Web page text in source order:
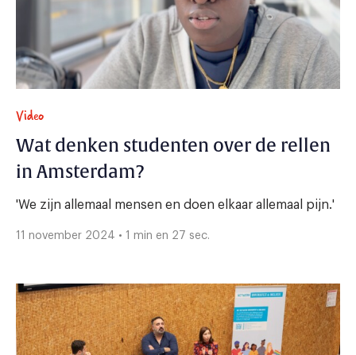
Video
Wat denken studenten over de rellen
in Amsterdam?
'We zijn allemaal mensen en doen elkaar allemaal pijn.'
11 november 2024 • 1 min en 27 sec.